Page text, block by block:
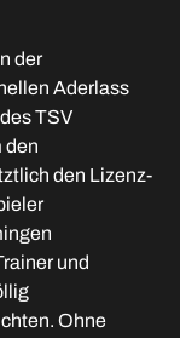
der
Aderlass
TSV
den
den Lizenz-
und
Ohne